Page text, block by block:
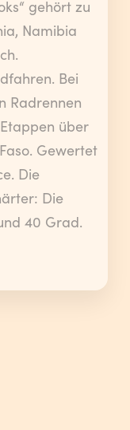
gehört zu
Namibia
Bei
Radrennen
über
Gewertet
Die
Die
40 Grad.